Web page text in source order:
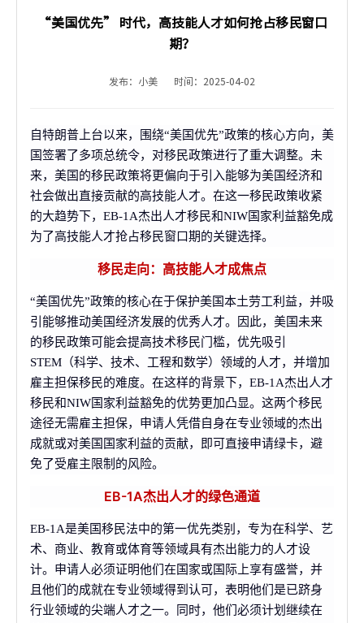
“美国优先” 时代，高技能人才如何抢占移民窗口
期？
发布：小美 时间：2025-04-02
自特朗普上台以来，围绕“美国优先”政策的核心方向，美
国签署了多项总统令，对移民政策进行了重大调整。未
来，美国的移民政策将更偏向于引入能够为美国经济和
社会做出直接贡献的高技能人才。在这一移民政策收紧
的大趋势下，EB-1A杰出人才移民和NIW国家利益豁免成
为了高技能人才抢占移民窗口期的关键选择。
移民走向：高技能人才成焦点
“美国优先”政策的核心在于保护美国本土劳工利益，并吸
引能够推动美国经济发展的优秀人才。因此，美国未来
的移民政策可能会提高技术移民门槛，优先吸引
STEM（科学、技术、工程和数学）领域的人才，并增加
雇主担保移民的难度。在这样的背景下，EB-1A杰出人才
移民和NIW国家利益豁免的优势更加凸显。这两个移民
途径无需雇主担保，申请人凭借自身在专业领域的杰出
成就或对美国国家利益的贡献，即可直接申请绿卡，避
免了受雇主限制的风险。
EB-1A杰出人才的绿色通道
EB-1A是美国移民法中的第一优先类别，专为在科学、艺
术、商业、教育或体育等领域具有杰出能力的人才设
计。申请人必须证明他们在国家或国际上享有盛誉，并
且他们的成就在专业领域得到认可，表明他们是已跻身
行业领域的尖端人才之一。同时，他们必须计划继续在